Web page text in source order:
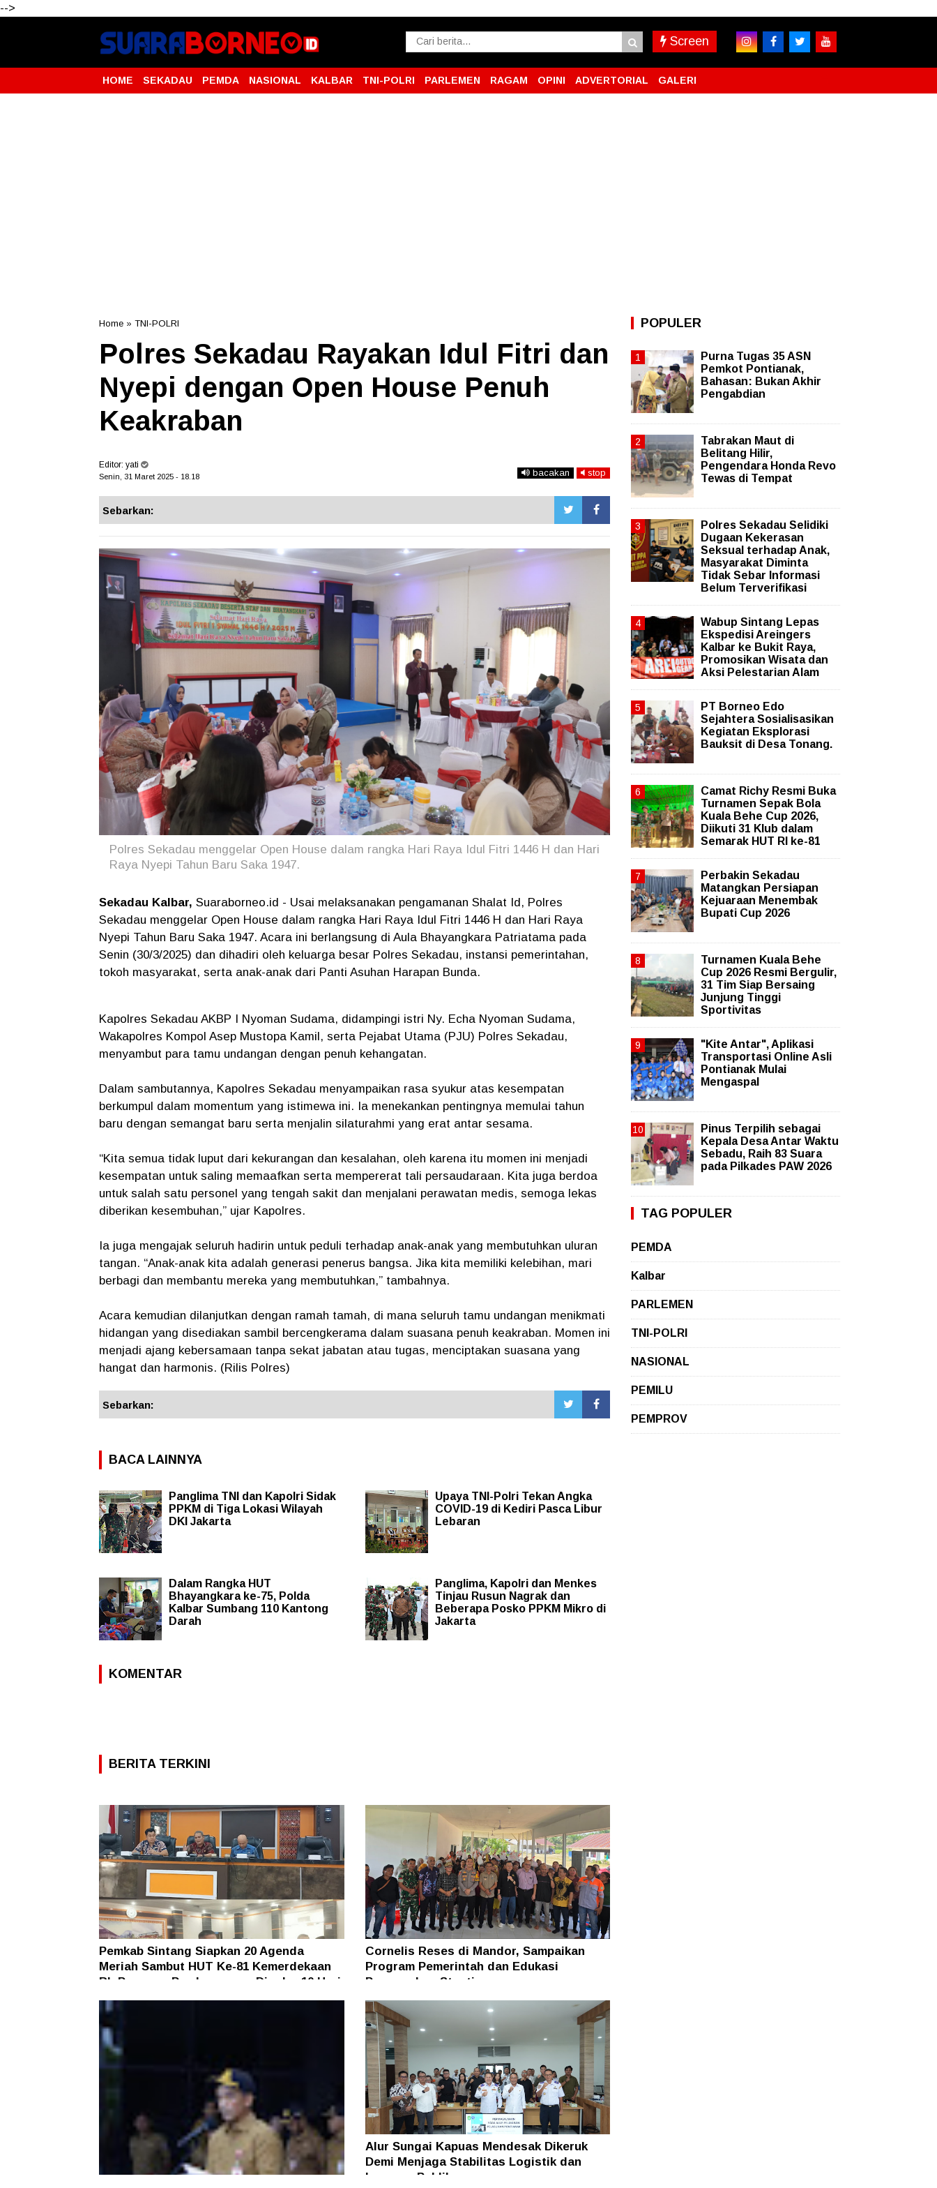
-->
Screen
HOME SEKADAU PEMDA NASIONAL KALBAR TNI-POLRI PARLEMEN RAGAM OPINI ADVERTORIAL GALERI
Home » TNI-POLRI
Polres Sekadau Rayakan Idul Fitri dan
Nyepi dengan Open House Penuh
Keakraban
Editor: yati
Senin, 31 Maret 2025 - 18.18 bacakan stop
Sebarkan:
Polres Sekadau menggelar Open House dalam rangka Hari Raya Idul Fitri 1446 H dan Hari
Raya Nyepi Tahun Baru Saka 1947.
Sekadau Kalbar, Suaraborneo.id - Usai melaksanakan pengamanan Shalat Id, Polres
Sekadau menggelar Open House dalam rangka Hari Raya Idul Fitri 1446 H dan Hari Raya
Nyepi Tahun Baru Saka 1947. Acara ini berlangsung di Aula Bhayangkara Patriatama pada
Senin (30/3/2025) dan dihadiri oleh keluarga besar Polres Sekadau, instansi pemerintahan,
tokoh masyarakat, serta anak-anak dari Panti Asuhan Harapan Bunda.
Kapolres Sekadau AKBP I Nyoman Sudama, didampingi istri Ny. Echa Nyoman Sudama,
Wakapolres Kompol Asep Mustopa Kamil, serta Pejabat Utama (PJU) Polres Sekadau,
menyambut para tamu undangan dengan penuh kehangatan.
Dalam sambutannya, Kapolres Sekadau menyampaikan rasa syukur atas kesempatan
berkumpul dalam momentum yang istimewa ini. Ia menekankan pentingnya memulai tahun
baru dengan semangat baru serta menjalin silaturahmi yang erat antar sesama.
“Kita semua tidak luput dari kekurangan dan kesalahan, oleh karena itu momen ini menjadi
kesempatan untuk saling memaafkan serta mempererat tali persaudaraan. Kita juga berdoa
untuk salah satu personel yang tengah sakit dan menjalani perawatan medis, semoga lekas
diberikan kesembuhan,” ujar Kapolres.
Ia juga mengajak seluruh hadirin untuk peduli terhadap anak-anak yang membutuhkan uluran
tangan. “Anak-anak kita adalah generasi penerus bangsa. Jika kita memiliki kelebihan, mari
berbagi dan membantu mereka yang membutuhkan,” tambahnya.
Acara kemudian dilanjutkan dengan ramah tamah, di mana seluruh tamu undangan menikmati
hidangan yang disediakan sambil bercengkerama dalam suasana penuh keakraban. Momen ini
menjadi ajang kebersamaan tanpa sekat jabatan atau tugas, menciptakan suasana yang
hangat dan harmonis. (Rilis Polres)
Sebarkan:
BACA LAINNYA
Panglima TNI dan Kapolri Sidak
PPKM di Tiga Lokasi Wilayah
DKI Jakarta
Upaya TNI-Polri Tekan Angka
COVID-19 di Kediri Pasca Libur
Lebaran
Dalam Rangka HUT
Bhayangkara ke-75, Polda
Kalbar Sumbang 110 Kantong
Darah
Panglima, Kapolri dan Menkes
Tinjau Rusun Nagrak dan
Beberapa Posko PPKM Mikro di
Jakarta
KOMENTAR
BERITA TERKINI
Pemkab Sintang Siapkan 20 Agenda
Meriah Sambut HUT Ke-81 Kemerdekaan
RI, Pameran Pembangunan Digelar 10 Hari
Cornelis Reses di Mandor, Sampaikan
Program Pemerintah dan Edukasi
Pencegahan Stunting
Alur Sungai Kapuas Mendesak Dikeruk
Demi Menjaga Stabilitas Logistik dan
Layanan Publik
POPULER
Purna Tugas 35 ASN
Pemkot Pontianak,
Bahasan: Bukan Akhir
Pengabdian
Tabrakan Maut di
Belitang Hilir,
Pengendara Honda Revo
Tewas di Tempat
Polres Sekadau Selidiki
Dugaan Kekerasan
Seksual terhadap Anak,
Masyarakat Diminta
Tidak Sebar Informasi
Belum Terverifikasi
Wabup Sintang Lepas
Ekspedisi Areingers
Kalbar ke Bukit Raya,
Promosikan Wisata dan
Aksi Pelestarian Alam
PT Borneo Edo
Sejahtera Sosialisasikan
Kegiatan Eksplorasi
Bauksit di Desa Tonang.
Camat Richy Resmi Buka
Turnamen Sepak Bola
Kuala Behe Cup 2026,
Diikuti 31 Klub dalam
Semarak HUT RI ke-81
Perbakin Sekadau
Matangkan Persiapan
Kejuaraan Menembak
Bupati Cup 2026
Turnamen Kuala Behe
Cup 2026 Resmi Bergulir,
31 Tim Siap Bersaing
Junjung Tinggi
Sportivitas
"Kite Antar", Aplikasi
Transportasi Online Asli
Pontianak Mulai
Mengaspal
Pinus Terpilih sebagai
Kepala Desa Antar Waktu
Sebadu, Raih 83 Suara
pada Pilkades PAW 2026
TAG POPULER
PEMDA
Kalbar
PARLEMEN
TNI-POLRI
NASIONAL
PEMILU
PEMPROV